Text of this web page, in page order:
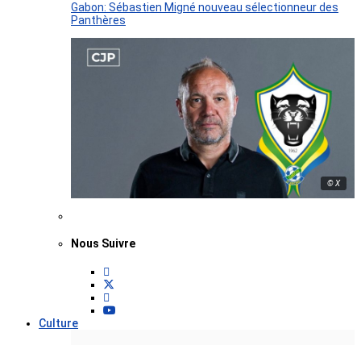
Gabon: Sébastien Migné nouveau sélectionneur des
Panthères
© X
Nous Suivre
Culture